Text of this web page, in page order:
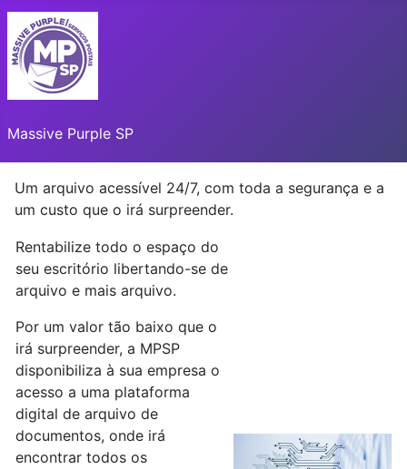
Massive Purple SP
Um arquivo acessível 24/7, com toda a segurança e a
um custo que o irá surpreender.
Rentabilize todo o espaço do
seu escritório libertando-se de
arquivo e mais arquivo.
Por um valor tão baixo que o
irá surpreender, a MPSP
disponibiliza à sua empresa o
acesso a uma plataforma
digital de arquivo de
documentos, onde irá
encontrar todos os